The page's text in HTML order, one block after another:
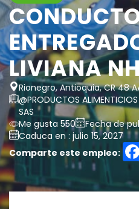
LIVIANA
Rionegro, Antioquia, CR 48
@PRODUCTOS ALIMENTICIOS
SAS
Me gusta 550
Fecha de
Caduca en : julio 15, 2027
Comparte este empleo: